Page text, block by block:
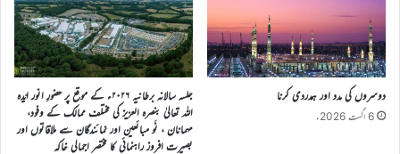
دوسروں کی مدد اور ہمدردی کرنا
6 اگست 2026ء
جلسہ سالانہ برطانیہ ۲۰۲۶ء کے موقع پر حضورِ انور ایّدہ
الله تعالیٰ بنصرہ العزیز کی مختلف ممالک کے وفود،
مہمانان ، نَو مبائعین اور نمائندگان سے ملاقاتوں اور
بصیرت افروز راہنمائی کا مختصر اجمالی خاکہ